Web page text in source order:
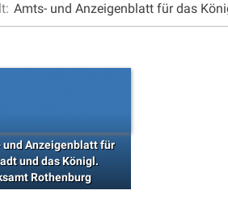
Amts- und Anzeigenblatt für das
und Anzeigenblatt für
und das Königl.
Rothenburg